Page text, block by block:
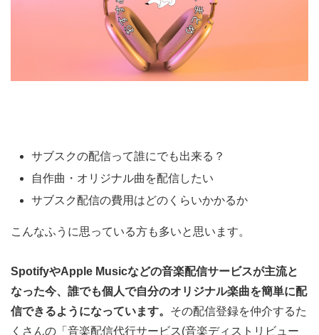
サブスクの配信って誰にでも出来る？
自作曲・オリジナル曲を配信したい
サブスク配信の費用はどのくらいかかるか
こんなふうに思っている方も多いと思います。
SpotifyやApple Musicなどの音楽配信サービスが主流と
なった今、誰でも個人で自分のオリジナル楽曲を簡単に配
信できるようになっています。 その配信登録を仲介するた
くさんの「音楽配信代行サービス(音楽ディストリビュー